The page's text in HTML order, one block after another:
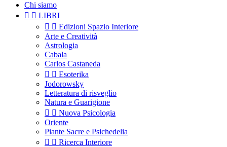
Chi siamo
  LIBRI
  Edizioni Spazio Interiore
Arte e Creatività
Astrologia
Cabala
Carlos Castaneda
  Esoterika
Jodorowsky
Letteratura di risveglio
Natura e Guarigione
  Nuova Psicologia
Oriente
Piante Sacre e Psichedelia
  Ricerca Interiore